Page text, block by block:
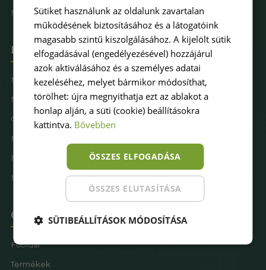
Műfűkarbantartás
Hova keresel pázsitot
Műfű kertbe
Műfű teraszra
Családbarát műfű
Műfű kutyásoknak
Műfűves sportpálya
Műfű játszótérre
Oldaltérkép
Főoldal
Termékek
Sütiket használunk az oldalunk zavartalan
működésének biztosításához és a látogatóink
magasabb szintű kiszolgálásához. A kijelölt sütik
elfogadásával (engedélyezésével) hozzájárul
azok aktiválásához és a személyes adatai
kezeléséhez, melyet bármikor módosíthat,
törölhet: újra megnyithatja ezt az ablakot a
honlap alján, a süti (cookie) beállításokra
kattintva. Bővebben
ÖSSZES ELFOGADÁSA
ÖSSZES ELUTASÍTÁSA
SÜTIBEÁLLÍTÁSOK MÓDOSÍTÁSA